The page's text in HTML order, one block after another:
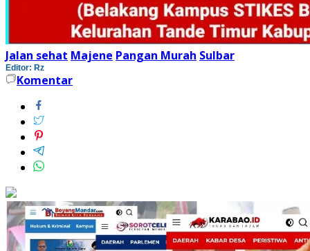
Jalan sehat Majene Pangan Murah Sulbar
Editor: Rz
Komentar